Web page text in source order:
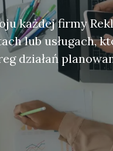
każdej firmy
lub usługach,
działań